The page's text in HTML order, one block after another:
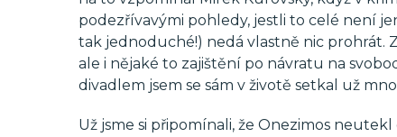
podezřívavými pohledy, jestli to celé není
tak jednoduché!) nedá vlastně nic prohrát.
ale i nějaké to zajištění po návratu na
divadlem jsem se sám v životě setkal už
Už jsme si připomínali, že Onezimos